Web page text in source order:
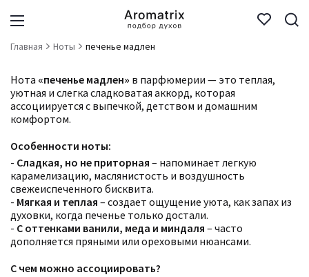
Главная Ноты печенье мадлен
Нота «печенье мадлен» в парфюмерии — это теплая,
уютная и слегка сладковатая аккорд, которая
ассоциируется с выпечкой, детством и домашним
комфортом.
Особенности ноты:
- Сладкая, но не приторная – напоминает легкую
карамелизацию, маслянистость и воздушность
свежеиспеченного бисквита.
- Мягкая и теплая – создает ощущение уюта, как запах из
духовки, когда печенье только достали.
- С оттенками ванили, меда и миндаля – часто
дополняется пряными или ореховыми нюансами.
С чем можно ассоциировать?